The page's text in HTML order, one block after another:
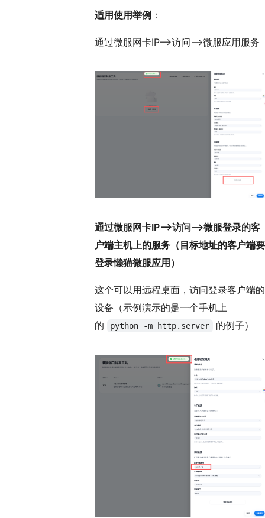
适用使用举例 ：
通过微服网卡IP——>访问——>微服应用服务
通过微服网卡IP——>访问——>微服登录的客
户端主机上的服务（目标地址的客户端要
登录懒猫微服应用）
这个可以用远程桌面，访问登录客户端的
设备（示例演示的是一个手机上
的
python -m http.server 的例子）